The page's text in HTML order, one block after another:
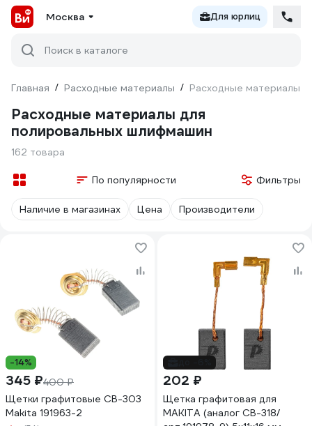
Москва Для юрлиц
Поиск в каталоге
Главная / Расходные материалы / Расходные материалы
Расходные материалы для
полировальных шлифмашин
162 товара
По популярности Фильтры
Наличие в магазинах Цена Производители
-14%
345 ₽400 ₽
Щетки графитовые CB-303
Makita 191963-2
202 ₽
Щетка графитовая для
MAKITA (аналог CB-318/